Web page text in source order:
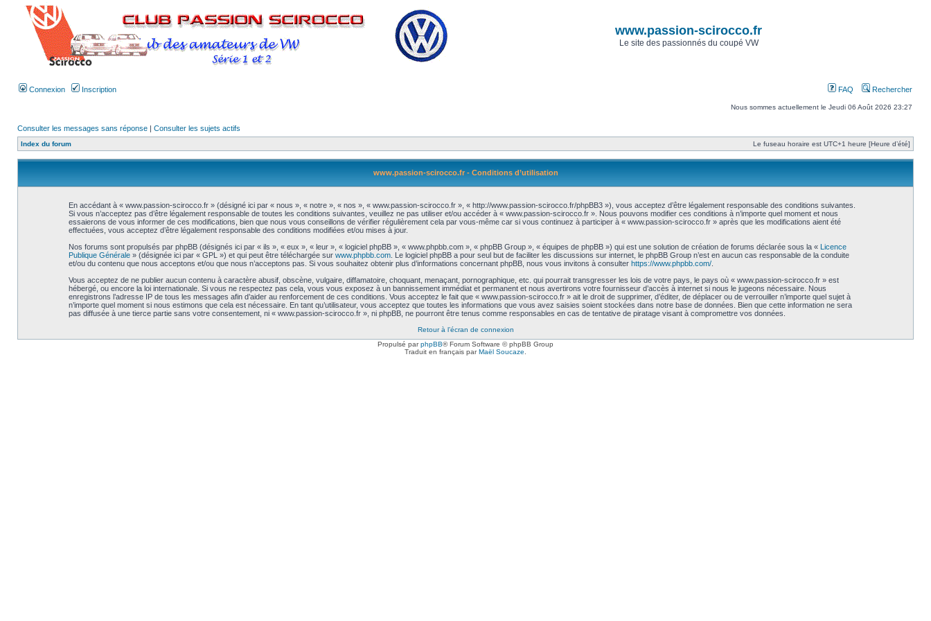
www.passion-scirocco.fr
Le site des passionnés du coupé VW
Connexion Inscription FAQ Rechercher
Nous sommes actuellement le Jeudi 06 Août 2026 23:27
Consulter les messages sans réponse | Consulter les sujets actifs
Index du forum Le fuseau horaire est UTC+1 heure [Heure d’été]
www.passion-scirocco.fr - Conditions d’utilisation
En accédant à « www.passion-scirocco.fr » (désigné ici par « nous », « notre », « nos », « www.passion-scirocco.fr », « http://www.passion-scirocco.fr/phpBB3 »), vous acceptez d’être légalement responsable des conditions suivantes.
Si vous n’acceptez pas d’être légalement responsable de toutes les conditions suivantes, veuillez ne pas utiliser et/ou accéder à « www.passion-scirocco.fr ». Nous pouvons modifier ces conditions à n’importe quel moment et nous
essaierons de vous informer de ces modifications, bien que nous vous conseillons de vérifier régulièrement cela par vous-même car si vous continuez à participer à « www.passion-scirocco.fr » après que les modifications aient été
effectuées, vous acceptez d’être légalement responsable des conditions modifiées et/ou mises à jour.
Nos forums sont propulsés par phpBB (désignés ici par « ils », « eux », « leur », « logiciel phpBB », « www.phpbb.com », « phpBB Group », « équipes de phpBB ») qui est une solution de création de forums déclarée sous la « Licence
Publique Générale» (désignée ici par « GPL ») et qui peut être téléchargée sur www.phpbb.com. Le logiciel phpBB a pour seul but de faciliter les discussions sur internet, le phpBB Group n’est en aucun cas responsable de la conduite
et/ou du contenu que nous acceptons et/ou que nous n’acceptons pas. Si vous souhaitez obtenir plus d’informations concernant phpBB, nous vous invitons à consulter https://www.phpbb.com/.
Vous acceptez de ne publier aucun contenu à caractère abusif, obscène, vulgaire, diffamatoire, choquant, menaçant, pornographique, etc. qui pourrait transgresser les lois de votre pays, le pays où « www.passion-scirocco.fr » est
hébergé, ou encore la loi internationale. Si vous ne respectez pas cela, vous vous exposez à un bannissement immédiat et permanent et nous avertirons votre fournisseur d’accès à internet si nous le jugeons nécessaire. Nous
enregistrons l’adresse IP de tous les messages afin d’aider au renforcement de ces conditions. Vous acceptez le fait que « www.passion-scirocco.fr » ait le droit de supprimer, d’éditer, de déplacer ou de verrouiller n’importe quel sujet à
n’importe quel moment si nous estimons que cela est nécessaire. En tant qu’utilisateur, vous acceptez que toutes les informations que vous avez saisies soient stockées dans notre base de données. Bien que cette information ne sera
pas diffusée à une tierce partie sans votre consentement, ni « www.passion-scirocco.fr », ni phpBB, ne pourront être tenus comme responsables en cas de tentative de piratage visant à compromettre vos données.
Retour à l’écran de connexion
Propulsé parphpBB® Forum Software © phpBB Group
Traduit en français parMaël Soucaze